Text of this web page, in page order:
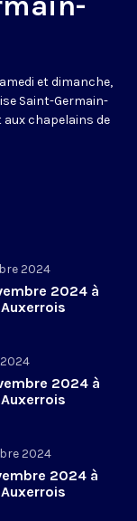
et dimanche,
Saint-Germain-
chapelains de
2024
2024 à
2024 à
2024
2024 à